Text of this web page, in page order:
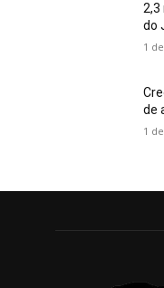
2,3
do
1
de
1